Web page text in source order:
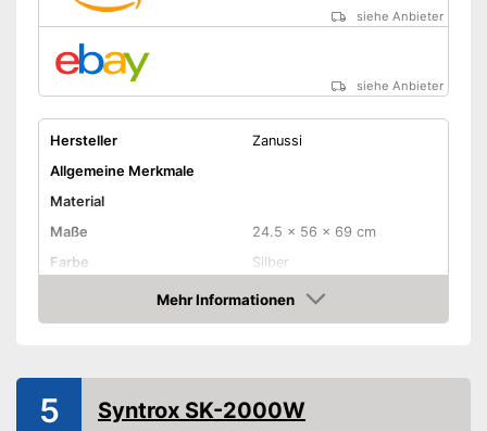
siehe Anbieter
siehe Anbieter
Hersteller
Zanussi
Allgemeine Merkmale
Material
Maße
24.5 x 56 x 69 cm
Farbe
Silber
7,9 kg
Produkteigenschaften
Überhitzungsschutz
Mehr Informationen
Amazon
5 Syntrox SK-2000W